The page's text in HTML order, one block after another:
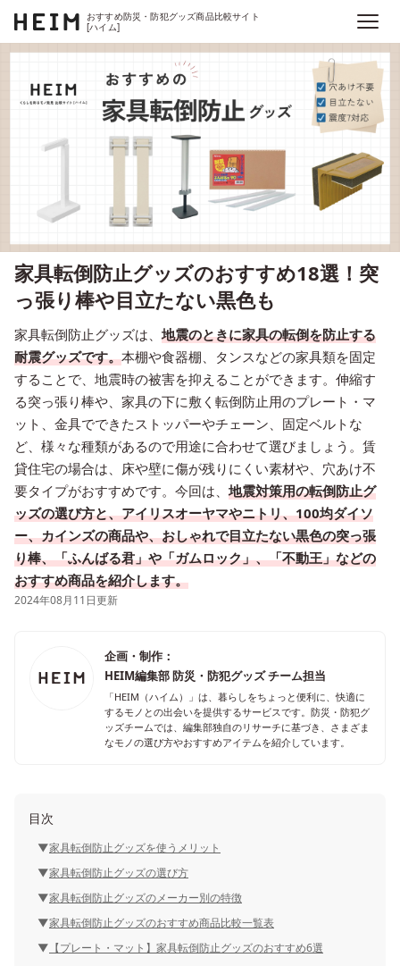
おすすめ防災・防犯グッズ商品比較サイト
[ハイム]
家具転倒防止グッズのおすすめ18選！突
っ張り棒や目立たない黒色も
家具転倒防止グッズは、地震のときに家具の転倒を防止する
耐震グッズです。本棚や食器棚、タンスなどの家具類を固定
することで、地震時の被害を抑えることができます。伸縮す
る突っ張り棒や、家具の下に敷く転倒防止用のプレート・マ
ット、金具でできたストッパーやチェーン、固定ベルトな
ど、様々な種類があるので用途に合わせて選びましょう。賃
貸住宅の場合は、床や壁に傷が残りにくい素材や、穴あけ不
要タイプがおすすめです。今回は、地震対策用の転倒防止グ
ッズの選び方と、アイリスオーヤマやニトリ、100均ダイソ
ー、カインズの商品や、おしゃれで目立たない黒色の突っ張
り棒、「ふんばる君」や「ガムロック」、「不動王」などの
おすすめ商品を紹介します。
2024年08月11日更新
企画・制作：
HEIM編集部 防災・防犯グッズ チーム担当
「HEIM（ハイム）」は、暮らしをちょっと便利に、快適に
するモノとの出会いを提供するサービスです。防災・防犯グ
ッズチームでは、編集部独自のリサーチに基づき、さまざま
なモノの選び方やおすすめアイテムを紹介しています。
目次
家具転倒防止グッズを使うメリット
家具転倒防止グッズの選び方
家具転倒防止グッズのメーカー別の特徴
家具転倒防止グッズのおすすめ商品比較一覧表
【プレート・マット】家具転倒防止グッズのおすすめ6選